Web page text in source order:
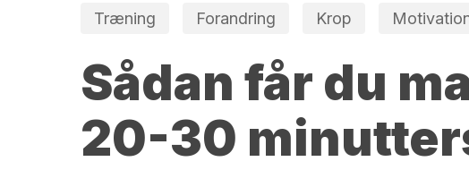
Tryk "enter" for at søge eller ESC for at lukke
Træning Forandring Krop
Sådan får du
20-30